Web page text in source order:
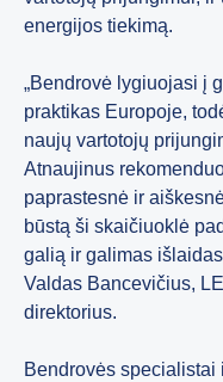
energijos tiekimą.
„Bendrovė lygiuojasi į
praktikas Europoje,
naujų vartotojų
Atnaujinus
paprastesnė ir
būstą ši skaičiuoklė
galią ir galimas
Valdas Bancevičius,
direktorius.
Bendrovės